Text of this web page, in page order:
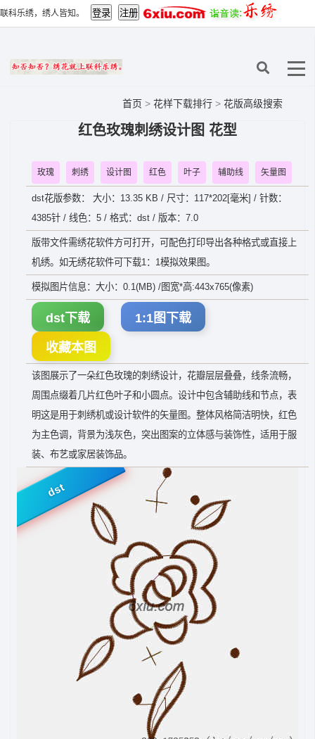
联科乐绣，绣人皆知。
首页 > 花样下载排行 > 花版高级搜索
红色玫瑰刺绣设计图 花型
玫瑰 刺绣 设计图 红色 叶子 辅助线 矢量图
dst花版参数： 大小：13.35 KB / 尺寸：117*202[毫米] / 针数：
4385针 / 线色：5 / 格式：dst / 版本：7.0
版带文件需绣花软件方可打开，可配色打印导出各种格式或直接上
机绣。如无绣花软件可下载1：1模拟效果图。
模拟图片信息：大小：0.1(MB) /图宽*高:443x765(像素)
dst下载 1:1图下载
收藏本图
该图展示了一朵红色玫瑰的刺绣设计，花瓣层层叠叠，线条流畅，
周围点缀着几片红色叶子和小圆点。设计中包含辅助线和节点，表
明这是用于刺绣机或设计软件的矢量图。整体风格简洁明快，红色
为主色调，背景为浅灰色，突出图案的立体感与装饰性，适用于服
装、布艺或家居装饰品。
dst